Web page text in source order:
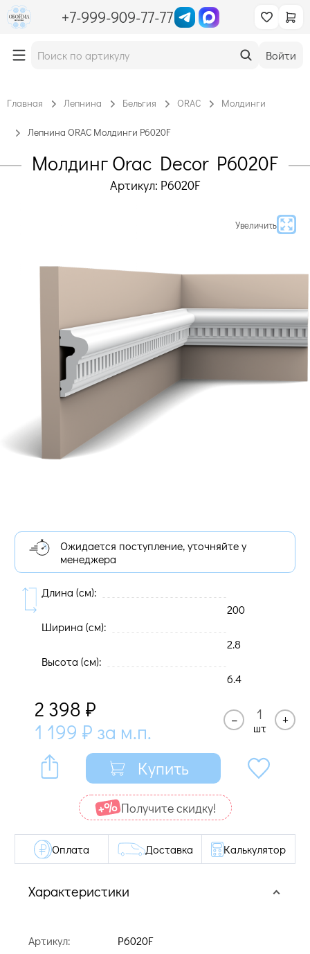
+7-999-909-77-77
Войти
Главная Лепнина Бельгия ORAC Молдинги
Лепнина ORAC Молдинги P6020F
Молдинг Orac Decor P6020F
Артикул: P6020F
Увеличить
Ожидается поступление, уточняйте у
менеджера
Длина (cм):
200
Ширина (cм):
2.8
Высота (cм):
6.4
2 398 ₽
1 199 ₽ за м.п. –
шт
+
Купить
Получите cкидку!
Характеристики
Артикул:
P6020F
Оплата Доставка Калькулятор